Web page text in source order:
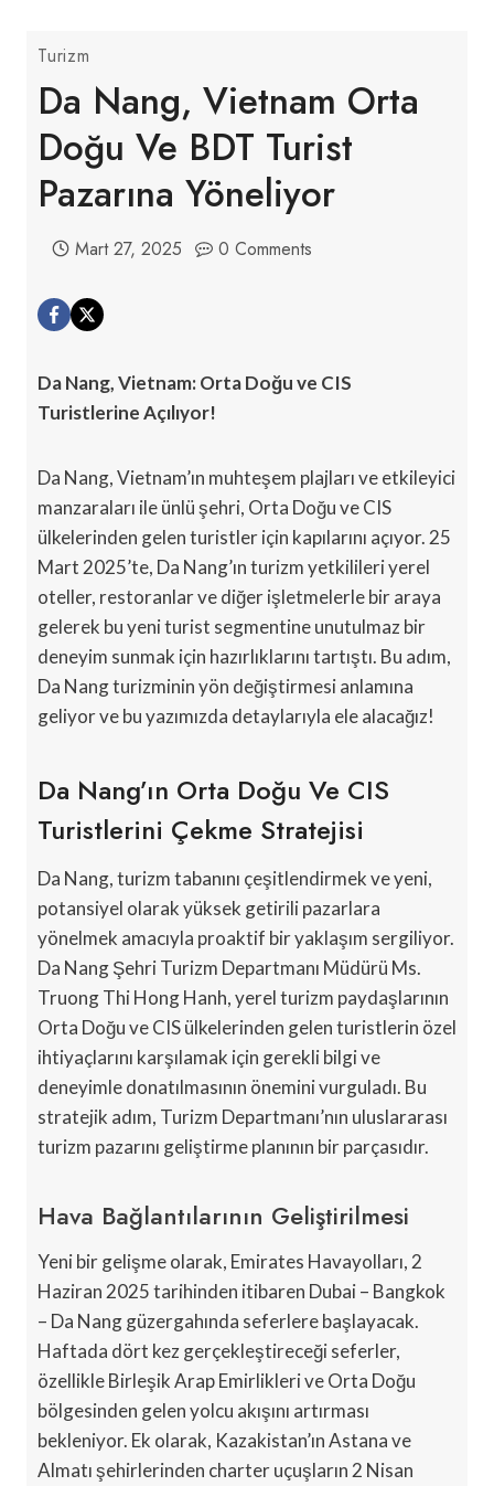
Turizm
Da Nang, Vietnam Orta
Doğu Ve BDT Turist
Pazarına Yöneliyor
Mart 27, 2025 0 Comments
Da Nang, Vietnam: Orta Doğu ve CIS
Turistlerine Açılıyor!
Da Nang, Vietnam’ın muhteşem plajları ve etkileyici
manzaraları ile ünlü şehri, Orta Doğu ve CIS
ülkelerinden gelen turistler için kapılarını açıyor. 25
Mart 2025’te, Da Nang’ın turizm yetkilileri yerel
oteller, restoranlar ve diğer işletmelerle bir araya
gelerek bu yeni turist segmentine unutulmaz bir
deneyim sunmak için hazırlıklarını tartıştı. Bu adım,
Da Nang turizminin yön değiştirmesi anlamına
geliyor ve bu yazımızda detaylarıyla ele alacağız!
Da Nang’ın Orta Doğu Ve CIS
Turistlerini Çekme Stratejisi
Da Nang, turizm tabanını çeşitlendirmek ve yeni,
potansiyel olarak yüksek getirili pazarlara
yönelmek amacıyla proaktif bir yaklaşım sergiliyor.
Da Nang Şehri Turizm Departmanı Müdürü Ms.
Truong Thi Hong Hanh, yerel turizm paydaşlarının
Orta Doğu ve CIS ülkelerinden gelen turistlerin özel
ihtiyaçlarını karşılamak için gerekli bilgi ve
deneyimle donatılmasının önemini vurguladı. Bu
stratejik adım, Turizm Departmanı’nın uluslararası
turizm pazarını geliştirme planının bir parçasıdır.
Hava Bağlantılarının Geliştirilmesi
Yeni bir gelişme olarak, Emirates Havayolları, 2
Haziran 2025 tarihinden itibaren Dubai – Bangkok
– Da Nang güzergahında seferlere başlayacak.
Haftada dört kez gerçekleştireceği seferler,
özellikle Birleşik Arap Emirlikleri ve Orta Doğu
bölgesinden gelen yolcu akışını artırması
bekleniyor. Ek olarak, Kazakistan’ın Astana ve
Almatı şehirlerinden charter uçuşların 2 Nisan